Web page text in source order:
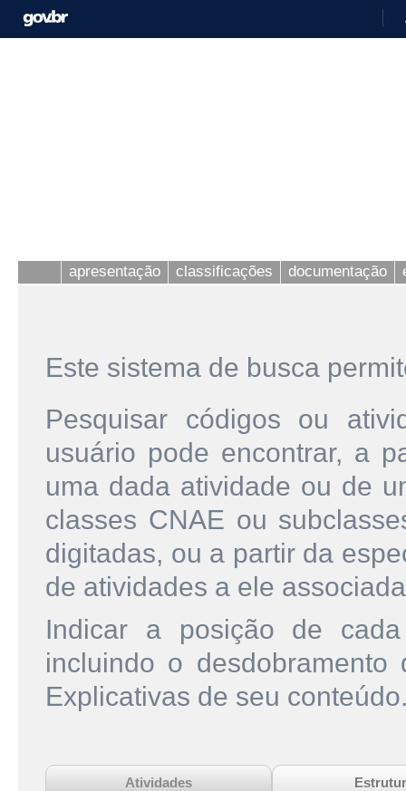
apresentação classificações documentação
Este sistema de busca
Pesquisar códigos ou
usuário pode encontrar, a
uma dada atividade ou de
classes CNAE ou
digitadas, ou a partir da
de atividades a ele
Indicar a posição de
incluindo o
Explicativas de seu
Atividades